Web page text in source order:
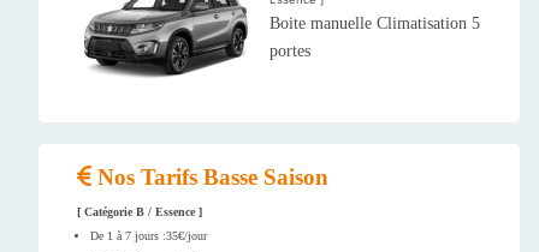
Boite manuelle Climatisation 5
portes
Nos Tarifs Basse Saison
[ Catégorie B / Essence ]
De 1 à 7 jours :35€/jour